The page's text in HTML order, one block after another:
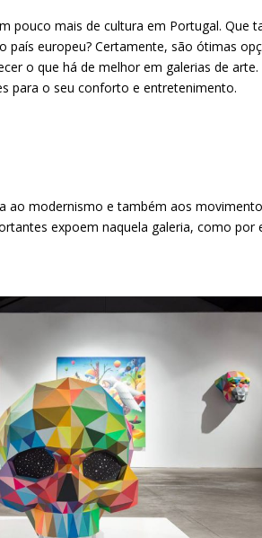
pouco mais de cultura em Portugal. Que
país europeu? Certamente, são ótimas
o que há de melhor em galerias de
para o seu conforto e entretenimento.
ao modernismo e também aos
expoem naquela galeria, como por